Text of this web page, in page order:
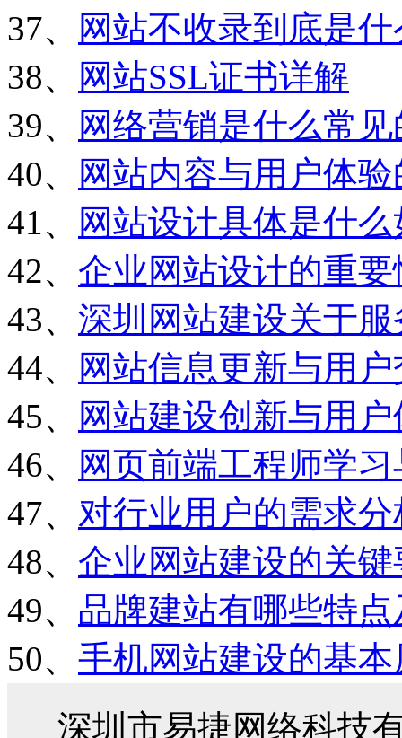
37、
网站不收录到底是
38、
网站SSL证书详解
39、
网络营销是什么常
40、
网站内容与用户体
41、
网站设计具体是什
42、 企业网站设计的重要
43、 深圳网站建设关于
44、
网站信息更新与用
45、
网站建设创新与用
46、
网页前端工程师学
47、 对行业用户的需求
48、 企业网站建设的关
49、 品牌建站有哪些特
50、 手机网站建设的基本
深圳市易捷网络科